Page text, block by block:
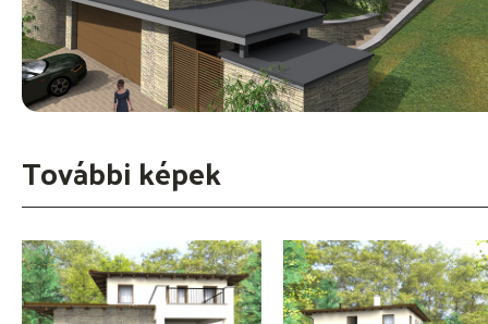
További képek